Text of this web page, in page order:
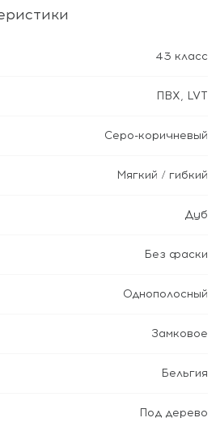
43 класс
ПВХ, LVT
Серо-коричневый
Мягкий / гибкий
Дуб
Без фаски
Однополосный
Замковое
Бельгия
Под дерево